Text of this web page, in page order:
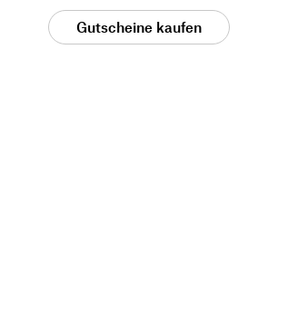
Gutscheine kaufen